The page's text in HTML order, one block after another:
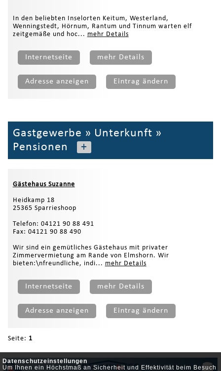
Datenschutzeinstellungen
Um Ihnen ein Höchstmaß an Sicherheit und Effektivität beim Besuch
In den beliebten Inselorten Keitum, Westerland,
Wenningstedt, Hörnum, Rantum und Tinnum warten elf
zeitgemäße und hoc... mehr Details
Internetseite mehr Details
Adresse anzeigen Eintrag ändern
Gastgewerbe » Unterkunft »
Pensionen
+
Gästehaus Suzanne
Heidkamp 18
25365 Sparrieshoop
Telefon: 04121 90 88 491
Fax: 04121 90 88 490
Wir sind ein gemütliches Gästehaus mit privater
Zimmervermietung am Rande von Elmshorn. Wir
bieten:\nfreundliche, indi... mehr Details
Internetseite mehr Details
Adresse anzeigen Eintrag ändern
Seite: 1